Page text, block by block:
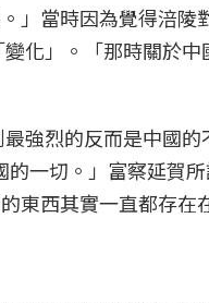
」當時因為覺得涪陵
化」。「那時關於中
強烈的反而是中國的
一切。」富察延賀
東西其實一直都存在